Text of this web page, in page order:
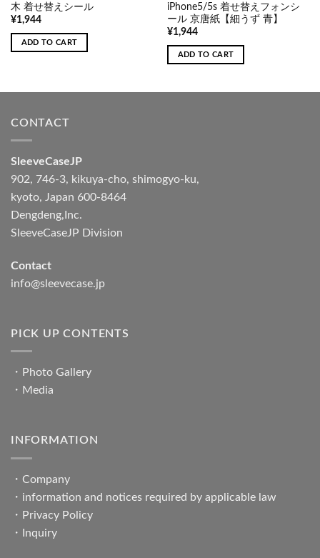
木 着せ替えシール
¥1,944
ADD TO CART
iPhone5/5s 着せ替えフォンシ
ール 京唐紙【細うず 青】
¥1,944
ADD TO CART
CONTACT
SleeveCaseJP
902, 746-3, kikuya-cho, shimogyo-ku,
kyoto, Japan 600-8464
Dengdeng,Inc.
SleeveCaseJP Division
Contact
info@sleevecase.jp
PICK UP CONTENTS
・ Photo Gallery
・ Media
INFORMATION
・ Company
・ information and notices required by applicable law
・ Privacy Policy
・
Inquiry